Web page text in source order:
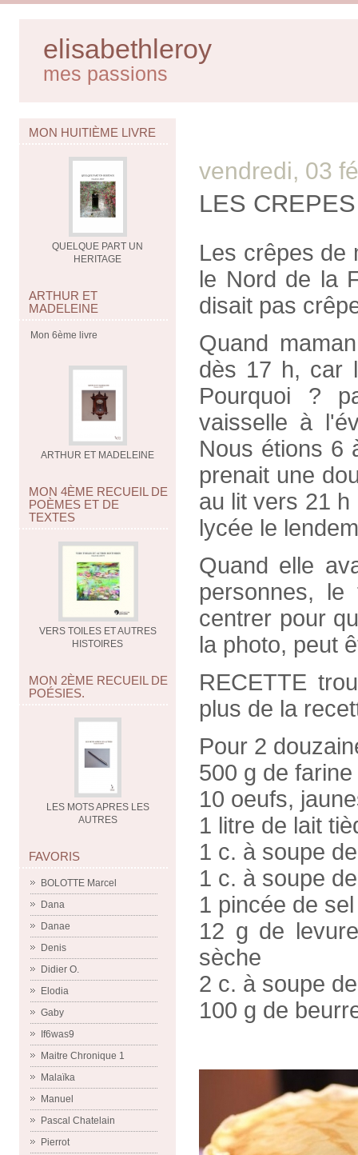
elisabethleroy
mes passions
MON HUITIÈME LIVRE
QUELQUE PART UN
HERITAGE
ARTHUR ET
MADELEINE
Mon 6ème livre
ARTHUR ET MADELEINE
MON 4ÈME RECUEIL DE
POÈMES ET DE
TEXTES
VERS TOILES ET AUTRES
HISTOIRES
MON 2ÈME RECUEIL DE
POÉSIES.
LES MOTS APRES LES
AUTRES
FAVORIS
BOLOTTE Marcel
Dana
Danae
Denis
Didier O.
Elodia
Gaby
If6was9
Maitre Chronique 1
Malaïka
Manuel
Pascal Chatelain
Pierrot
vendredi, 03
LES
Les crêpes de
le Nord de la
disait pas
Quand
dès 17 h, car
Pourquoi ?
vaisselle à
Nous étions 6
prenait une
au lit vers 21
lycée le
Quand elle
personnes,
centrer pour
la photo, peut
RECETTE
plus de la
Pour 2
500 g de farine
10 oeufs,
1 litre de lait
1 c. à soupe
1 c. à soupe
1 pincée de sel
12 g de
sèche
2 c. à soupe
100 g de